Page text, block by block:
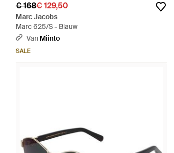
€ 168€ 129,50
Marc Jacobs
Marc 625/S - Blauw
Van Miinto
SALE